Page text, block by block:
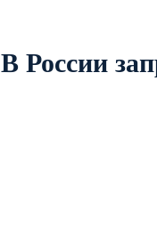
В России